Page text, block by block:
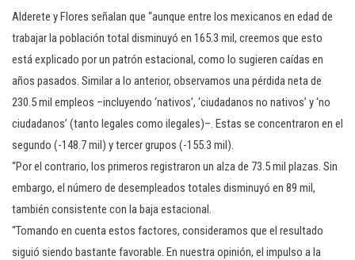
Alderete y Flores señalan que “aunque entre los mexicanos en edad de
trabajar la población total disminuyó en 165.3 mil, creemos que esto
está explicado por un patrón estacional, como lo sugieren caídas en
años pasados. Similar a lo anterior, observamos una pérdida neta de
230.5 mil empleos –incluyendo ‘nativos’, ‘ciudadanos no nativos’ y ‘no
ciudadanos’ (tanto legales como ilegales)–. Estas se concentraron en el
segundo (-148.7 mil) y tercer grupos (-155.3 mil).
“Por el contrario, los primeros registraron un alza de 73.5 mil plazas. Sin
embargo, el número de desempleados totales disminuyó en 89 mil,
también consistente con la baja estacional.
“Tomando en cuenta estos factores, consideramos que el resultado
siguió siendo bastante favorable. En nuestra opinión, el impulso a la